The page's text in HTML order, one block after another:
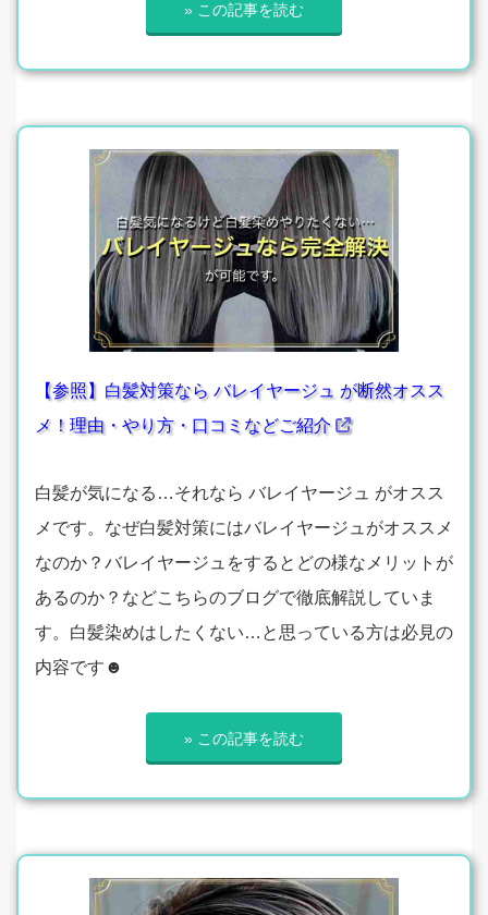
» この記事を読む
【参照】白髪対策なら バレイヤージュ が断然オスス
メ！理由・やり方・口コミなどご紹介
白髪が気になる…それなら バレイヤージュ がオスス
メです。なぜ白髪対策にはバレイヤージュがオススメ
なのか？バレイヤージュをするとどの様なメリットが
あるのか？などこちらのブログで徹底解説していま
す。白髪染めはしたくない…と思っている方は必見の
内容です☻
» この記事を読む